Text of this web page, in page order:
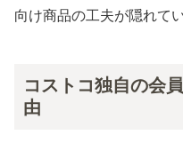
向け商品の工夫が隠れて
コストコ独自の会
由